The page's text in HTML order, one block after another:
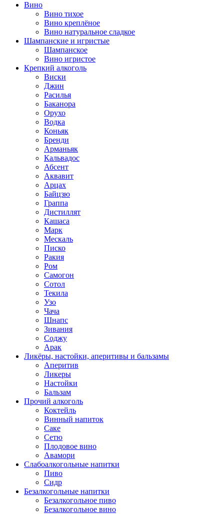
Вино
Вино тихое
Вино креплёное
Вино натуральное сладкое
Шампанские и игристые
Шампанское
Вино игристое
Крепкий алкоголь
Виски
Джин
Расилья
Баканора
Орухо
Водка
Коньяк
Бренди
Арманьяк
Кальвадос
Абсент
Аквавит
Арцах
Байцзю
Граппа
Дистиллят
Кашаса
Марк
Мескаль
Писко
Ракия
Ром
Самогон
Сотол
Текила
Узо
Чача
Шнапс
Зивания
Соджу
Арак
Ликёры, настойки, аперитивы и бальзамы
Аперитив
Ликеры
Настойки
Бальзам
Прочий алкоголь
Коктейль
Винный напиток
Саке
Сетю
Плодовое вино
Авамори
Слабоалкогольные напитки
Пиво
Сидр
Безалкогольные напитки
Безалкогольное пиво
Безалкогольное вино